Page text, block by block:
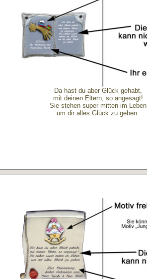
Da hast du aber Glück gehabt,
mit deinen Eltern, so angesagt!
Sie stehen super mitten im Leben
um dir alles Glück zu geben.